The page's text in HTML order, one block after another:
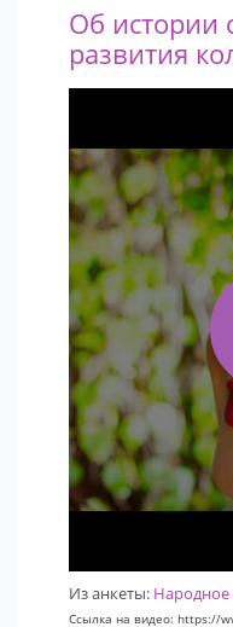
Об истории
развития
Из анкеты: Народное
Ссылка на видео: https://